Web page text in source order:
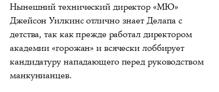
Нынешний технический директор «МЮ»
Джейсон Уилкинс отлично знает Делапа с
детства, так как прежде работал директором
академии «горожан» и всячески лоббирует
кандидатуру нападающего перед руководством
манкунианцев.